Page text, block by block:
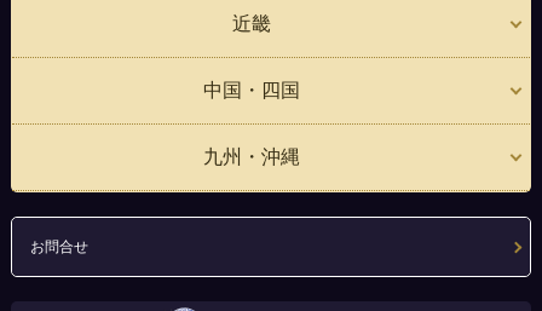
近畿
中国・四国
九州・沖縄
お問合せ